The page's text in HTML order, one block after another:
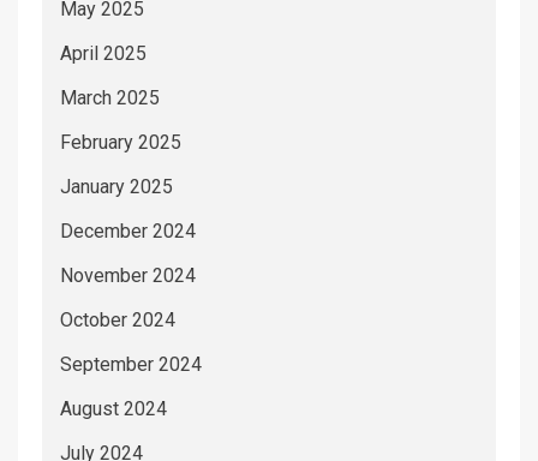
May 2025
April 2025
March 2025
February 2025
January 2025
December 2024
November 2024
October 2024
September 2024
August 2024
July 2024